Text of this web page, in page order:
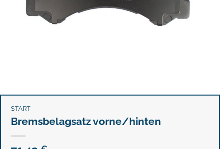
START
Bremsbelagsatz vorne/hinten